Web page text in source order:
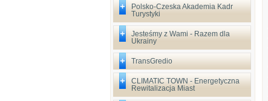
Polsko-Czeska Akademia Kadr
Turystyki
Jesteśmy z Wami - Razem dla
Ukrainy
TransGredio
CLIMATIC TOWN - Energetyczna
Rewitalizacja Miast